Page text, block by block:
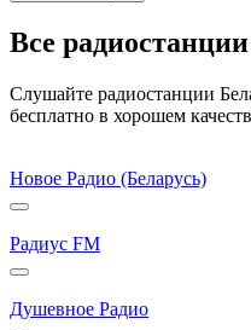
Все радиостанции
Слушайте радиостанции
бесплатно в хорошем
Новое Радио (Беларусь)
Радиус FM
Душевное Радио